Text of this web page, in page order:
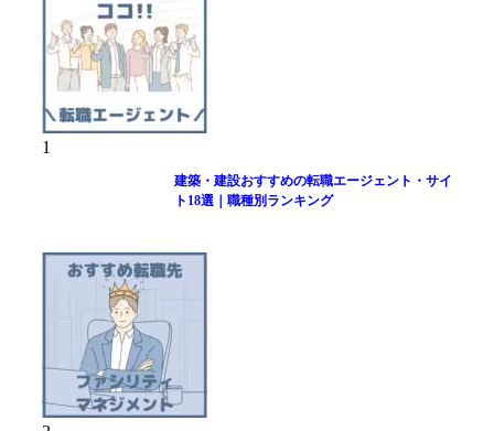
1
建築・建設おすすめの転職エージェント・サイ
ト18選｜職種別ランキング